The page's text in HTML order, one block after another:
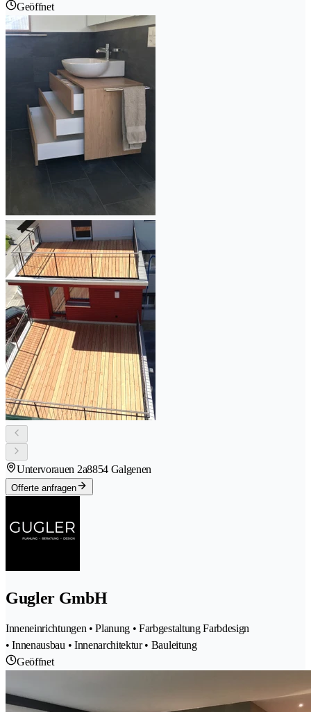
Geöffnet
Untervorauen 2a8854 Galgenen
Offerte anfragen
Gugler GmbH
Inneneinrichtungen • Planung • Farbgestaltung Farbdesign
• Innenausbau • Innenarchitektur • Bauleitung
Geöffnet